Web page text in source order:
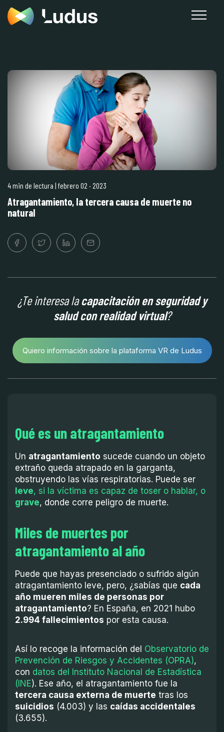
4 min de lectura | febrero 02 · 2023
Atragantamiento, la tercera causa de muerte no
natural
¿Te interesa lacapacitación en seguridad y
salud con realidad virtual?
Quiero información sobre la plataforma VR de Ludus
Qué es un atragantamiento
Un atragantamiento sucede cuando un objeto
extraño queda atrapado en la garganta,
obstruyendo las vías respiratorias. Puede ser
leve, si la víctima es capaz de toser o hablar, o
grave, donde corre peligro de muerte.
Miles de muertes por
atragantamiento al año
Puede que hayas presenciado o sufrido algún
atragantamiento leve, pero, ¿sabías que cada
año mueren miles de personas por
atragantamiento? En España, en 2021 hubo
2.994 fallecimientos por esta causa.
Así lo recoge la información del Observatorio de
Prevención de Riesgos y Accidentes (OPRA),
con datos del Instituto Nacional de Estadística
(INE). Ese año, el atragantamiento fue la
tercera causa externa de muerte tras los
suicidios (4.003) y las caídas accidentales
(3.655).